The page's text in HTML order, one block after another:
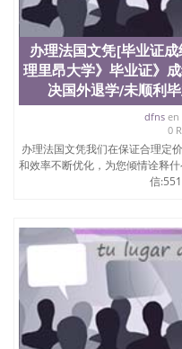
办理法国文凭[毕业证
理里昂大学》毕业证》
决国外退学/未顺利
dfnsen
0
办理法国文凭我们在保证合理定
和效率不断优化，为您倾情诠释
信